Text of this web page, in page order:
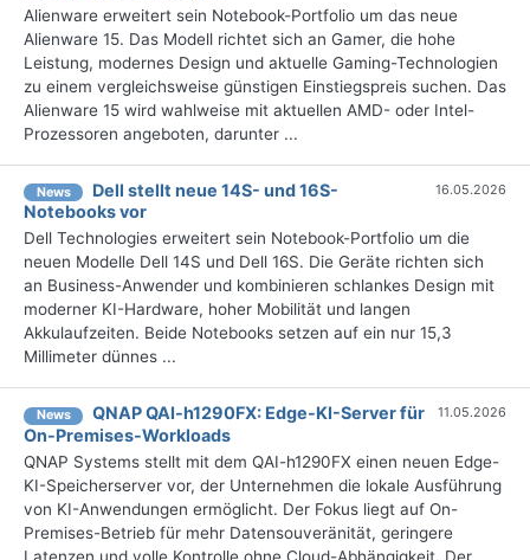
Alienware erweitert sein Notebook-Portfolio um das neue
Alienware 15. Das Modell richtet sich an Gamer, die hohe
Leistung, modernes Design und aktuelle Gaming-Technologien
zu einem vergleichsweise günstigen Einstiegspreis suchen. Das
Alienware 15 wird wahlweise mit aktuellen AMD- oder Intel-
Prozessoren angeboten, darunter ...
News
Dell stellt neue 14S- und 16S-
Notebooks vor
16.05.2026
Dell Technologies erweitert sein Notebook-Portfolio um die
neuen Modelle Dell 14S und Dell 16S. Die Geräte richten sich
an Business-Anwender und kombinieren schlankes Design mit
moderner KI-Hardware, hoher Mobilität und langen
Akkulaufzeiten. Beide Notebooks setzen auf ein nur 15,3
Millimeter dünnes ...
News
QNAP QAI-h1290FX: Edge-KI-Server für
On-Premises-Workloads
11.05.2026
QNAP Systems stellt mit dem QAI-h1290FX einen neuen Edge-
KI-Speicherserver vor, der Unternehmen die lokale Ausführung
von KI-Anwendungen ermöglicht. Der Fokus liegt auf On-
Premises-Betrieb für mehr Datensouveränität, geringere